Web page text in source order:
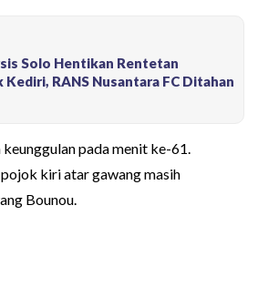
Solo Hentikan Rentetan
RANS Nusantara FC Ditahan
pada menit ke-61.
kiri atar gawang masih
Bounou.